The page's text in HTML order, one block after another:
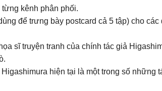
kênh phân phối.
để trưng bày postcard cả 5 tập) cho
sĩ truyện tranh của chính tác giả
hiện tại là một trong số những